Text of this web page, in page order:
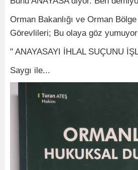
Orman Bakanlığı ve Orman
Görevlileri; Bu olaya göz
" ANAYASAYI İHLAL SUÇUNU
Saygı ile...